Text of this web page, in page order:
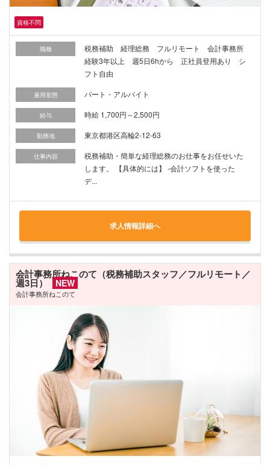
資格不問
職種
税務補助 経理総務 フルリモート 会計事務所
経験3年以上 週5日6hから 正社員登用あり シ
フト自由
雇用形態 パート・アルバイト
給与 時給 1,700円～2,500円
勤務地 東京都港区高輪2-12-63
仕事内容
税務補助・簡単な経理総務のお仕事をお任せいた
します。 【具体的には】 -会計ソフトを使った
デ...
求人情報詳細へ
会計事務所ねこのて（税務補助スタッフ／フルリモート／
週3日） NEW
会計事務所ねこのて